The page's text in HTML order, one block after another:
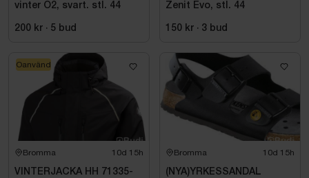
vinter O2, svart. stl. 44
200 kr · 5 bud
Zenit Evo, stl. 44
150 kr · 3 bud
Bromma 10d 15h
VINTERJACKA HH 71335-
Oanvänd
Bromma 10d 15h
(NYA)YRKESSANDAL